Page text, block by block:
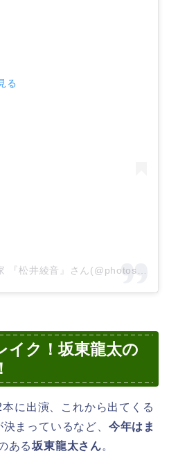
る
俳優 『坂東龍汰』× 写真家 『松井綾音』さん(@photos_of_bando_ryota)がシェアした投稿 –
ク！坂東龍太の
に出演、これから出てくる
まっているなど、 今年はま
ある坂東龍太さん。